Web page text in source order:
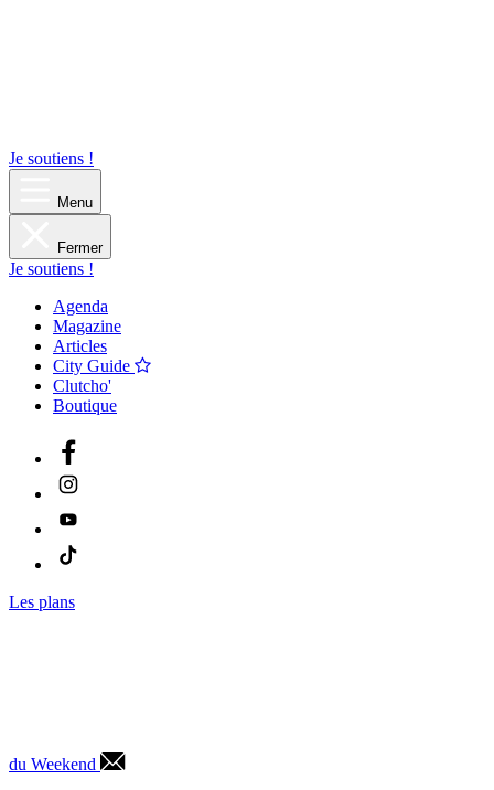
Je soutiens !
Menu
Fermer
Je soutiens !
Agenda
Magazine
Articles
City Guide
Clutcho'
Boutique
Les plans
du Weekend